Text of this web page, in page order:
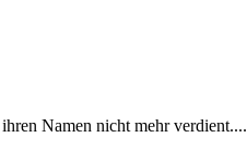
Namen nicht mehr verdient....